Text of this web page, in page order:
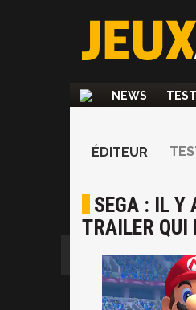
NEWS
ÉDITEUR
SEGA : IL Y
TRAILER QUI